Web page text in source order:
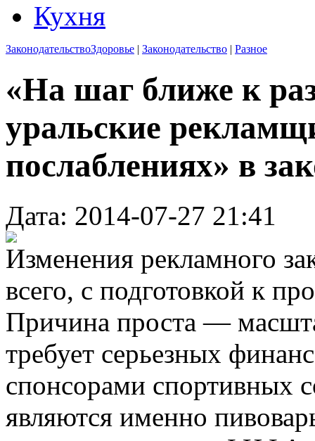
Кухня
ЗаконодательствоЗдоровье | Законодательство | Разное
«На шаг ближе к
уральские
послаблениях» в
Дата: 2014-07-27 21:41
Изменения рекламного
всего, с подготовкой к
Причина проста —
требует серьезных
спонсорами спортивных
являются именно